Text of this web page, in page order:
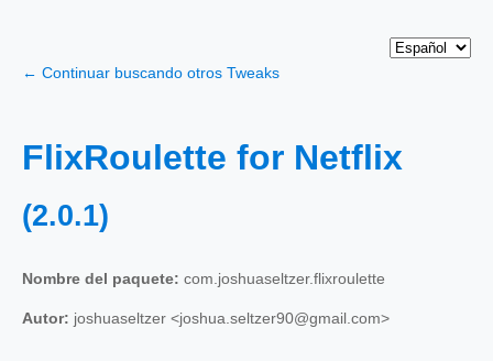
← Continuar buscando otros Tweaks
FlixRoulette for Netflix
(2.0.1)
Nombre del paquete: com.joshuaseltzer.flixroulette
Autor: joshuaseltzer <joshua.seltzer90@gmail.com>